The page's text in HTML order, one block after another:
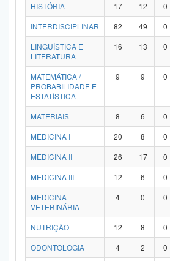
HISTÓRIA
17 12 0
INTERDISCIPLINAR
82 49 0
LINGUÍSTICA E
LITERATURA
16 13 0
MATEMÁTICA /
PROBABILIDADE E
ESTATÍSTICA
9 9 0
MATERIAIS 8 6 0
MEDICINA I
20 8 0
MEDICINA II
26 17 0
MEDICINA III
12 6 0
MEDICINA
VETERINÁRIA
4 0 0
NUTRIÇÃO 12 8 0
ODONTOLOGIA
4 2 0